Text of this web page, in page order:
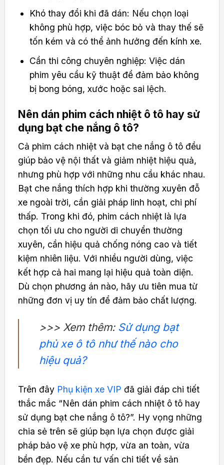
Khó thay đổi khi đã dán: Nếu chọn loại
không phù hợp, việc bóc bỏ và thay thế sẽ
tốn kém và có thể ảnh hưởng đến kính xe.
Cần thi công chuyên nghiệp: Việc dán
phim yêu cầu kỹ thuật để đảm bảo không
bị bong bóng, xước hoặc sai lệch.
Nên dán phim cách nhiệt ô tô hay sử
dụng bạt che nắng ô tô?
Cả phim cách nhiệt và bạt che nắng ô tô đều
giúp bảo vệ nội thất và giảm nhiệt hiệu quả,
nhưng phù hợp với những nhu cầu khác nhau.
Bạt che nắng thích hợp khi thường xuyên đỗ
xe ngoài trời, cần giải pháp linh hoạt, chi phí
thấp. Trong khi đó, phim cách nhiệt là lựa
chọn tối ưu cho người di chuyển thường
xuyên, cần hiệu quả chống nóng cao và tiết
kiệm nhiên liệu. Với nhiều người dùng, việc
kết hợp cả hai mang lại hiệu quả toàn diện.
Dù chọn phương án nào, hãy ưu tiên mua từ
những đơn vị uy tín để đảm bảo chất lượng.
>>> Xem thêm: Sử dụng bạt
phủ xe ô tô như thế nào cho
hiệu quả?
Trên đây Phụ kiện xe VIP đã giải đáp chi tiết
thắc mắc “Nên dán phim cách nhiệt ô tô hay
sử dụng bạt che nắng ô tô?”. Hy vọng những
chia sẻ trên sẽ giúp bạn lựa chọn được giải
pháp bảo vệ xe phù hợp, vừa an toàn, vừa
bền đẹp. Nếu cần tư vấn chi tiết về sản